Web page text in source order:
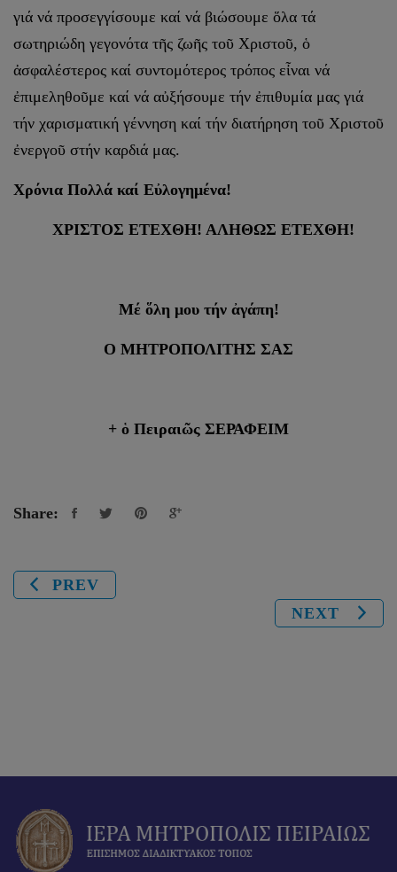
γιά νά προσεγγίσουμε καί νά βιώσουμε ὅλα τά
σωτηριώδη γεγονότα τῆς ζωῆς τοῦ Χριστοῦ, ὁ
ἀσφαλέστερος καί συντομότερος τρόπος εἶναι νά
ἐπιμεληθοῦμε καί νά αὐξήσουμε τήν ἐπιθυμία μας γιά
τήν χαρισματική γέννηση καί τήν διατήρηση τοῦ Χριστοῦ
ἐνεργοῦ στήν καρδιά μας.
Χρόνια Πολλά καί Εὐλογημένα!
ΧΡΙΣΤΟΣ ΕΤΕΧΘΗ! ΑΛΗΘΩΣ ΕΤΕΧΘΗ!
Μέ ὅλη μου τήν ἀγάπη!
Ο ΜΗΤΡΟΠΟΛΙΤΗΣ ΣΑΣ
+ ὁ Πειραιῶς ΣΕΡΑΦΕΙΜ
Share:
PREV
NEXT